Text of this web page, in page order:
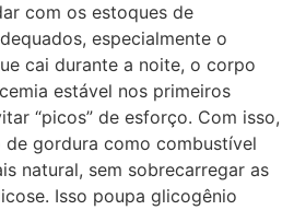
com os estoques de
especialmente o
cai durante a noite, o corpo
estável nos primeiros
“picos” de esforço. Com isso,
gordura como combustível
natural, sem sobrecarregar as
Isso poupa glicogênio